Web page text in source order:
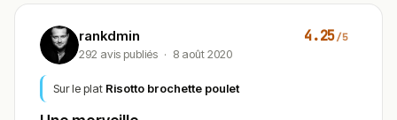
rankdmin
292 avis publiés · 8 août 2020
4.25/5
Sur le plat Risotto brochette poulet